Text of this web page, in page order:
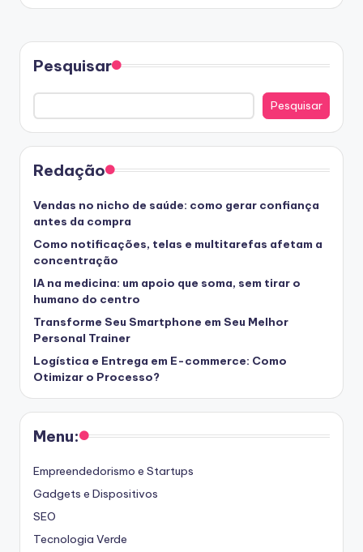
Pesquisar
Pesquisar
Redação
Vendas no nicho de saúde: como gerar confiança
antes da compra
Como notificações, telas e multitarefas afetam a
concentração
IA na medicina: um apoio que soma, sem tirar o
humano do centro
Transforme Seu Smartphone em Seu Melhor
Personal Trainer
Logística e Entrega em E-commerce: Como
Otimizar o Processo?
Menu:
Empreendedorismo e Startups
Gadgets e Dispositivos
SEO
Tecnologia Verde